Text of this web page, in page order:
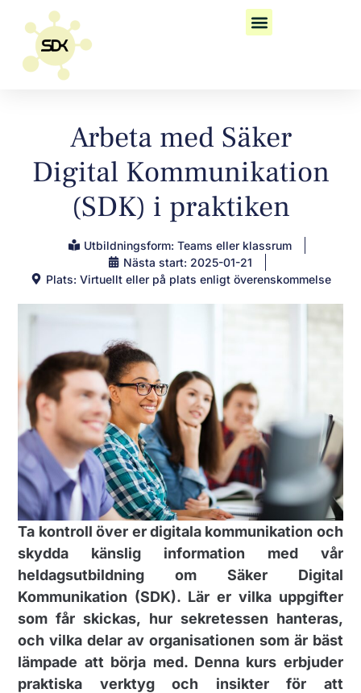
Arbeta med Säker
Digital Kommunikation
(SDK) i praktiken
Utbildningsform: Teams eller klassrum
Nästa start: 2025-01-21
Plats: Virtuellt eller på plats enligt överenskommelse
Ta kontroll över er digitala kommunikation och
skydda känslig information med vår
heldagsutbildning om Säker Digital
Kommunikation (SDK). Lär er vilka uppgifter
som får skickas, hur sekretessen hanteras,
och vilka delar av organisationen som är bäst
lämpade att börja med. Denna kurs erbjuder
praktiska verktyg och insikter för att